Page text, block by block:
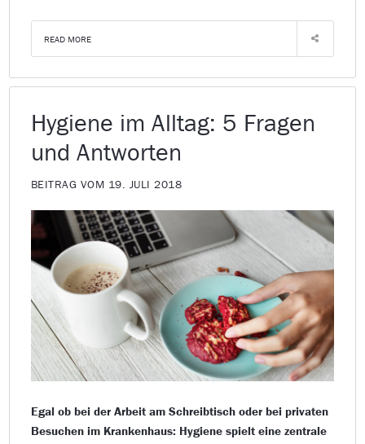
READ MORE
Hygiene im Alltag: 5 Fragen
und Antworten
BEITRAG VOM 19. JULI 2018
Egal ob bei der Arbeit am Schreibtisch oder bei privaten
Besuchen im Krankenhaus: Hygiene spielt eine zentrale